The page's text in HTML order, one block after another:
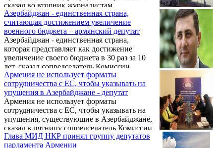
сказал во вторник журналистам
сопредседатель парламентской комиссии
сотрудничества Армения-ЕС, депутат
армянского парламента Самвел Фарманян.
Азербайджан - единственная страна,
считающая достижением увеличение
военного бюджета – армянский депутат
Азербайджан - единственная страна,
которая представляет как достижение
увеличение своего бюджета в 30 раз за 10
лет, сказал сопредседатель Комиссии
парламентского сотрудничества Армения-
ЕС Самвел Фарманян.
Армения не использует форматы
сотрудничества с ЕС, чтобы указывать на
упущения в Азербайджане - депутат
Армения не использует форматы
сотрудничества с ЕС, чтобы указывать на
упущения, существующие в Азербайджане,
сказал в пятницу сопредседатель Комиссии
парламентского сотрудничества Армения-
ЕС Самвел Фарманян на пресс-
Глава МИД НКР принял группу депутатов
парламента Армении